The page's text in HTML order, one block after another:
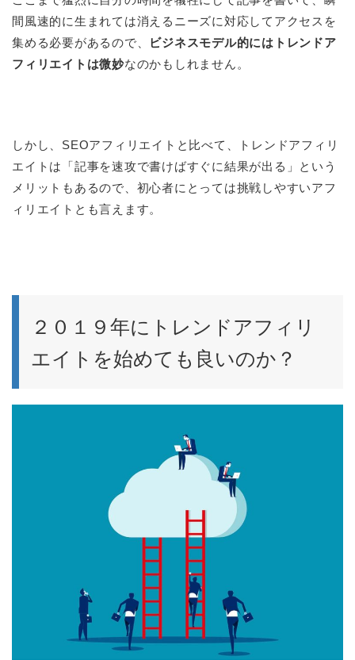
間風速的に生まれては消えるニーズに対応してアクセスを
集める必要があるので、 ビジネスモデル的にはトレンドア
フィリエイトは微妙なのかもしれません。
しかし、SEOアフィリエイトと比べて、トレンドアフィリ
エイトは「記事を速攻で書けばすぐに結果が出る」という
メリットもあるので、初心者にとっては挑戦しやすいアフ
ィリエイトとも言えます。
２０１９年にトレンドアフィリ
エイトを始めても良いのか？